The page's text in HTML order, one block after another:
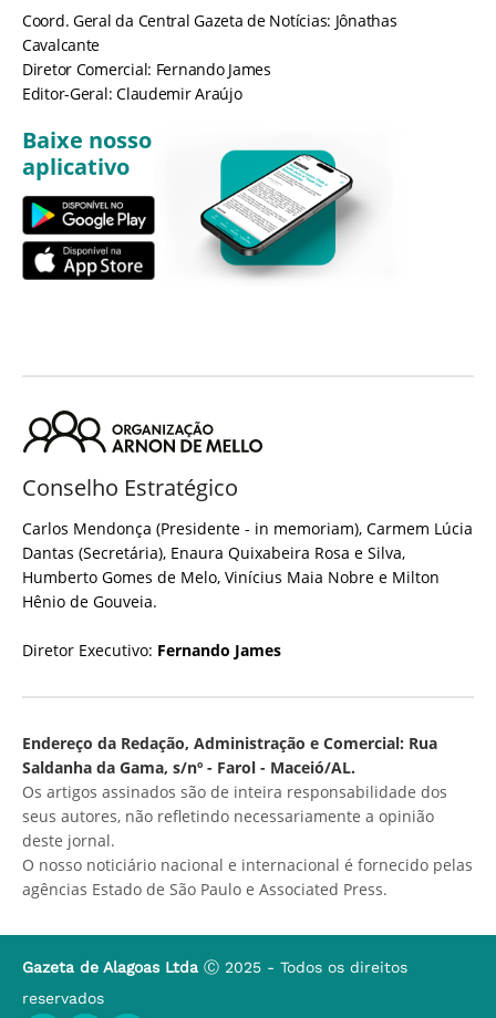
Coord. Geral da Central Gazeta de Notícias: Jônathas
Cavalcante
Diretor Comercial: Fernando James
Editor-Geral: Claudemir Araújo
Baixe nosso
aplicativo
Conselho Estratégico
Carlos Mendonça (Presidente - in memoriam), Carmem Lúcia
Dantas (Secretária), Enaura Quixabeira Rosa e Silva,
Humberto Gomes de Melo, Vinícius Maia Nobre e Milton
Hênio de Gouveia.
Diretor Executivo: Fernando James
Endereço da Redação, Administração e Comercial: Rua
Saldanha da Gama, s/nº - Farol - Maceió/AL.
Os artigos assinados são de inteira responsabilidade dos
seus autores, não refletindo necessariamente a opinião
deste jornal.
O nosso noticiário nacional e internacional é fornecido pelas
agências Estado de São Paulo e Associated Press.
Gazeta de Alagoas Ltda Ⓒ 2025 - Todos os direitos
reservados